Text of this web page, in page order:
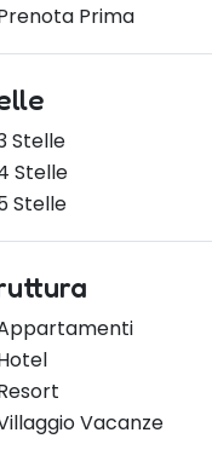
Prima
Stelle
Stelle
Stelle
Vacanze